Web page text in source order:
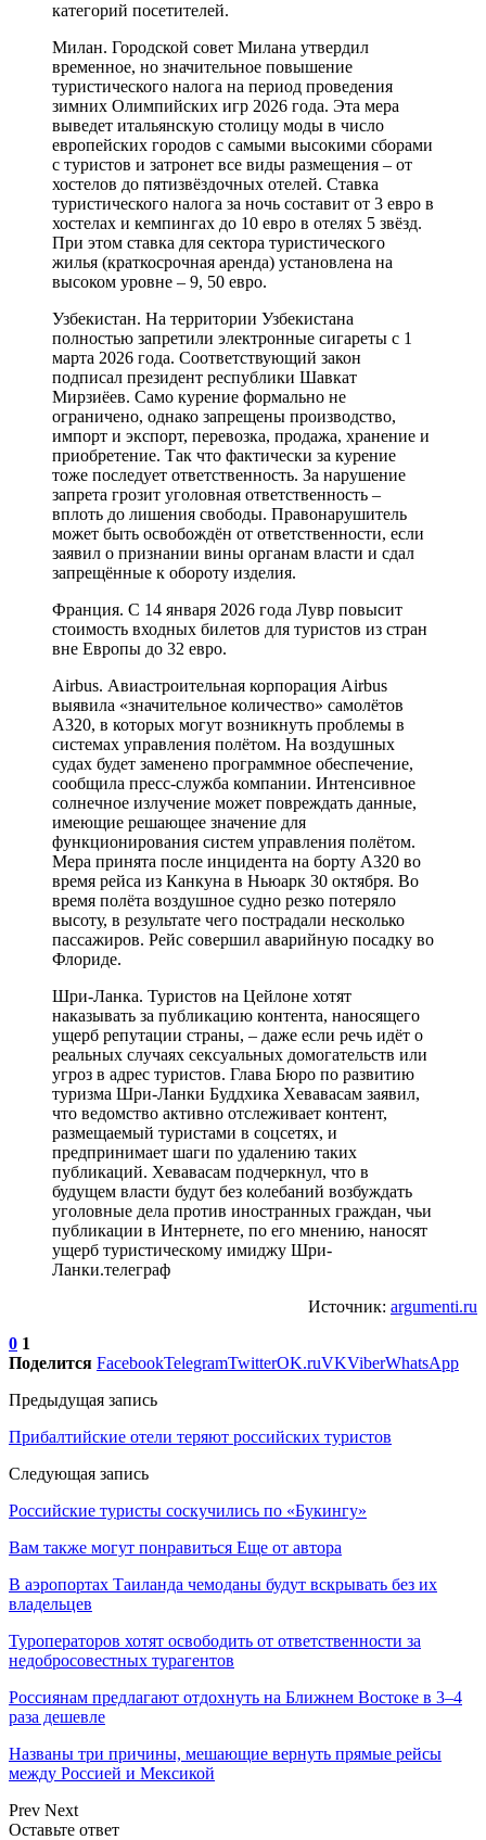
категорий посетителей.
Милан. Городской совет Милана утвердил
временное, но значительное повышение
туристического налога на период проведения
зимних Олимпийских игр 2026 года. Эта мера
выведет итальянскую столицу моды в число
европейских городов с самыми высокими сборами
с туристов и затронет все виды размещения – от
хостелов до пятизвёздочных отелей. Ставка
туристического налога за ночь составит от 3 евро в
хостелах и кемпингах до 10 евро в отелях 5 звёзд.
При этом ставка для сектора туристического
жилья (краткосрочная аренда) установлена на
высоком уровне – 9, 50 евро.
Узбекистан. На территории Узбекистана
полностью запретили электронные сигареты с 1
марта 2026 года. Соответствующий закон
подписал президент республики Шавкат
Мирзиёев. Само курение формально не
ограничено, однако запрещены производство,
импорт и экспорт, перевозка, продажа, хранение и
приобретение. Так что фактически за курение
тоже последует ответственность. За нарушение
запрета грозит уголовная ответственность –
вплоть до лишения свободы. Правонарушитель
может быть освобождён от ответственности, если
заявил о признании вины органам власти и сдал
запрещённые к обороту изделия.
Франция. С 14 января 2026 года Лувр повысит
стоимость входных билетов для туристов из стран
вне Европы до 32 евро.
Airbus. Авиастроительная корпорация Airbus
выявила «значительное количество» самолётов
A320, в которых могут возникнуть проблемы в
системах управления полётом. На воздушных
судах будет заменено программное обеспечение,
сообщила пресс-служба компании. Интенсивное
солнечное излучение может повреждать данные,
имеющие решающее значение для
функционирования систем управления полётом.
Мера принята после инцидента на борту A320 во
время рейса из Канкуна в Ньюарк 30 октября. Во
время полёта воздушное судно резко потеряло
высоту, в результате чего пострадали несколько
пассажиров. Рейс совершил аварийную посадку во
Флориде.
Шри-Ланка. Туристов на Цейлоне хотят
наказывать за публикацию контента, наносящего
ущерб репутации страны, – даже если речь идёт о
реальных случаях сексуальных домогательств или
угроз в адрес туристов. Глава Бюро по развитию
туризма Шри-Ланки Буддхика Хевавасам заявил,
что ведомство активно отслеживает контент,
размещаемый туристами в соцсетях, и
предпринимает шаги по удалению таких
публикаций. Хевавасам подчеркнул, что в
будущем власти будут без колебаний возбуждать
уголовные дела против иностранных граждан, чьи
публикации в Интернете, по его мнению, наносят
ущерб туристическому имиджу Шри-
Ланки.телеграф
Источник: argumenti.ru
0 1
Поделится FacebookTelegramTwitterOK.ruVKViberWhatsApp
Предыдущая запись
Прибалтийские отели теряют российских туристов
Следующая запись
Российские туристы соскучились по «Букингу»
Вам также могут понравиться Еще от автора
В аэропортах Таиланда чемоданы будут вскрывать без их
владельцев
Туроператоров хотят освободить от ответственности за
недобросовестных турагентов
Россиянам предлагают отдохнуть на Ближнем Востоке в 3–4
раза дешевле
Названы три причины, мешающие вернуть прямые рейсы
между Россией и Мексикой
Prev Next
Оставьте ответ